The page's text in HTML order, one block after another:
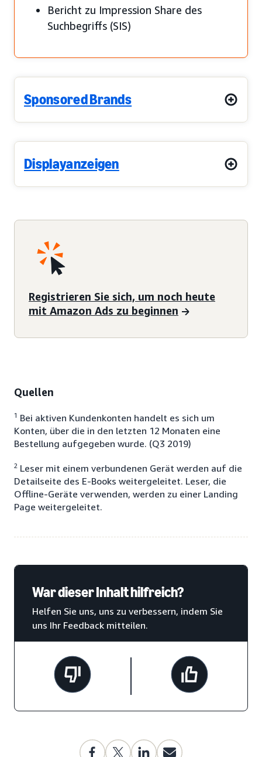
Bericht zu Impression Share des
Suchbegriffs (SIS)
Sponsored Brands
Displayanzeigen
Registrieren Sie sich, um noch heute
mit Amazon Ads zu beginnen
Quellen
1 Bei aktiven Kundenkonten handelt es sich um
Konten, über die in den letzten 12 Monaten eine
Bestellung aufgegeben wurde. (Q3 2019)
2 Leser mit einem verbundenen Gerät werden auf die
Detailseite des E-Books weitergeleitet. Leser, die
Offline-Geräte verwenden, werden zu einer Landing
Page weitergeleitet.
War dieser Inhalt hilfreich?
Helfen Sie uns, uns zu verbessern, indem Sie
uns Ihr Feedback mitteilen.